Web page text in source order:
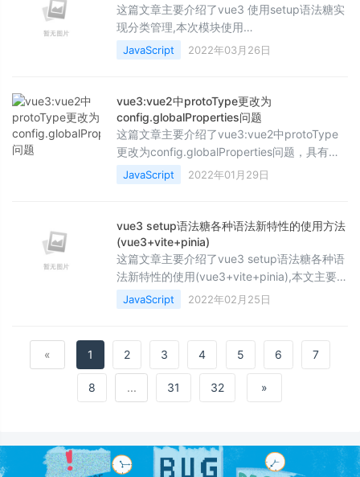
这篇文章主要介绍了vue3 使用setup语法糖实
现分类管理,本次模块使用
&amp;nbsp;vue3+element-plus&amp;nbsp;
实现一个新闻站的后台分类管理模块，其中新
的朋友可以参考下
JavaScript 2022年03月26日
vue3:vue2中protoType更改为
config.globalProperties问题
这篇文章主要介绍了vue3:vue2中protoType
更改为config.globalProperties问题，具有很
好的参考价值，希望对大家有所帮助。如有错
误或未考虑完全的地方，望不吝赐教
JavaScript 2022年01月29日
vue3 setup语法糖各种语法新特性的使用方法
(vue3+vite+pinia)
这篇文章主要介绍了vue3 setup语法糖各种语
法新特性的使用(vue3+vite+pinia),本文主要是
记录vue3的setup语法糖的各种新语法的使用
方法,需要的朋友可以参考下
JavaScript 2022年02月25日
« 1 2 3 4 5 6 7
8 ... 31 32 »